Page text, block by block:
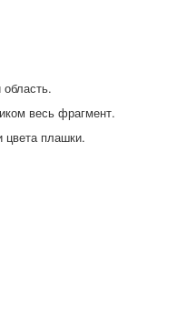
весь фрагмент.
цвета плашки.